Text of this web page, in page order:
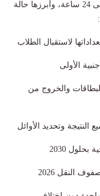
الحيوية والخدمية، وتتضمن عرضًا لأهم الأخبار فى 24 ساعة، وأبرزها حالة
الأولى
والخروج من